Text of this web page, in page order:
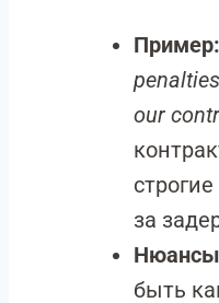
Пример:
our
за
быть